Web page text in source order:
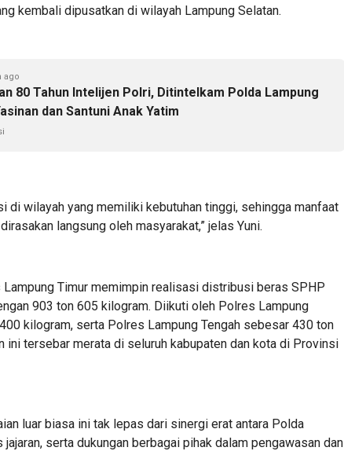
kembali dipusatkan di wilayah Lampung Selatan.
ago
80 Tahun Intelijen Polri, Ditintelkam Polda Lampung
dan Santuni Anak Yatim
di wilayah yang memiliki kebutuhan tinggi, sehingga manfaat
langsung oleh masyarakat,” jelas Yuni.
Timur memimpin realisasi distribusi beras SPHP
903 ton 605 kilogram. Diikuti oleh Polres Lampung
kilogram, serta Polres Lampung Tengah sebesar 430 ton
ini tersebar merata di seluruh kabupaten dan kota di Provinsi
luar biasa ini tak lepas dari sinergi erat antara Polda
serta dukungan berbagai pihak dalam pengawasan dan